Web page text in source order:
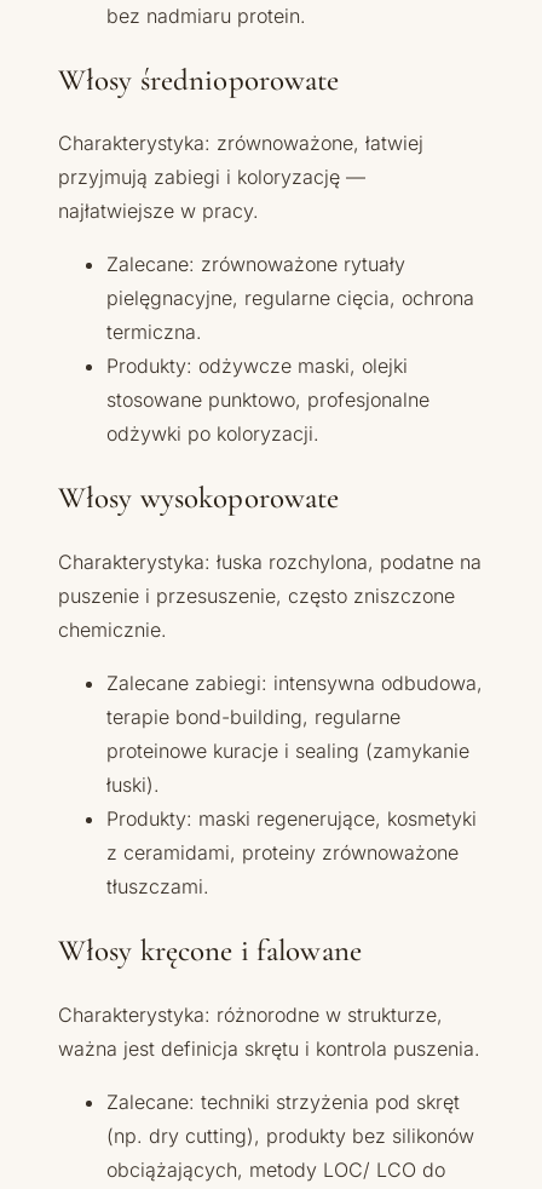
bez nadmiaru protein.
Włosy średnioporowate
Charakterystyka: zrównoważone, łatwiej
przyjmują zabiegi i koloryzację —
najłatwiejsze w pracy.
Zalecane: zrównoważone rytuały
pielęgnacyjne, regularne cięcia, ochrona
termiczna.
Produkty: odżywcze maski, olejki
stosowane punktowo, profesjonalne
odżywki po koloryzacji.
Włosy wysokoporowate
Charakterystyka: łuska rozchylona, podatne na
puszenie i przesuszenie, często zniszczone
chemicznie.
Zalecane zabiegi: intensywna odbudowa,
terapie bond-building, regularne
proteinowe kuracje i sealing (zamykanie
łuski).
Produkty: maski regenerujące, kosmetyki
z ceramidami, proteiny zrównoważone
tłuszczami.
Włosy kręcone i falowane
Charakterystyka: różnorodne w strukturze,
ważna jest definicja skrętu i kontrola puszenia.
Zalecane: techniki strzyżenia pod skręt
(np. dry cutting), produkty bez silikonów
obciążających, metody LOC/ LCO do